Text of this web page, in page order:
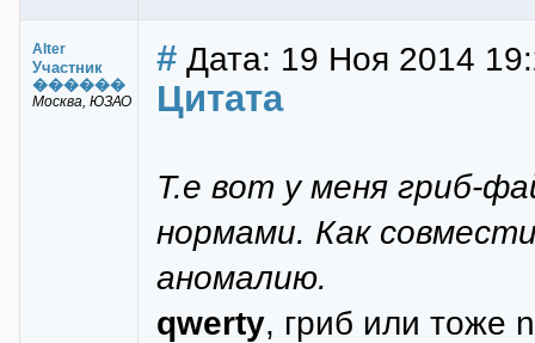
Alter
Участник
������
Москва, ЮЗАО
# Дата: 19 Ноя 2014
Цитата
Т.е вот у меня гриб-
нормами. Как
аномалию.
qwerty, гриб или тоже